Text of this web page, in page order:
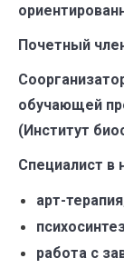
Почетный
обучающей
(Институт
Специалист в
арт-
работа с